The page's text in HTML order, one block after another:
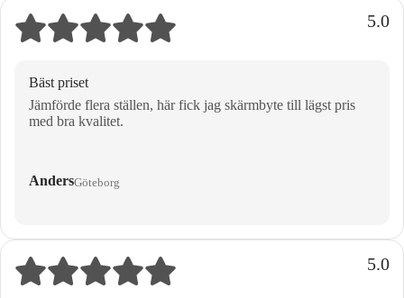
5.0
Bäst priset
Jämförde flera ställen, här fick jag skärmbyte till lägst pris
med bra kvalitet.
AndersGöteborg
5.0